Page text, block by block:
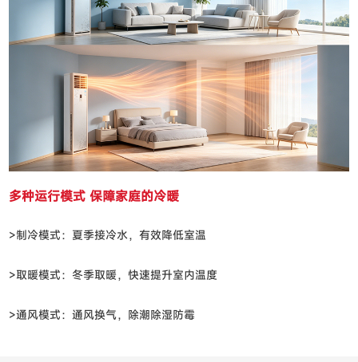
多种运行模式 保障家庭的冷暖
>制冷模式：夏季接冷水，有效降低室温
>取暖模式：冬季取暖，快速提升室内温度
>通风模式：通风换气，除潮除湿防霉